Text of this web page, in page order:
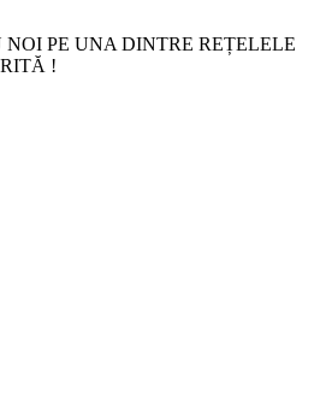
PE UNA DINTRE REȚELELE
!